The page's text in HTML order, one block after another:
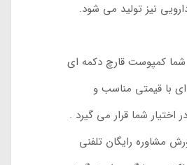
نیز تولید می شود.
شما کمپوست قارچ دکمه ای
با قیمتی مناسب و
اختیار شما قرار می گیرد .
مشاوره رایگان تلفنی